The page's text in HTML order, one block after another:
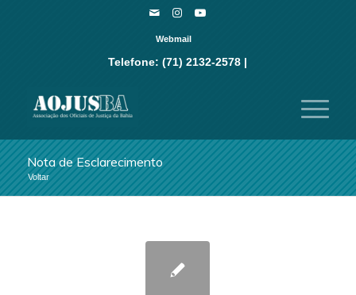
Webmail
Telefone: (71) 2132-2578 |
Nota de Esclarecimento
Voltar